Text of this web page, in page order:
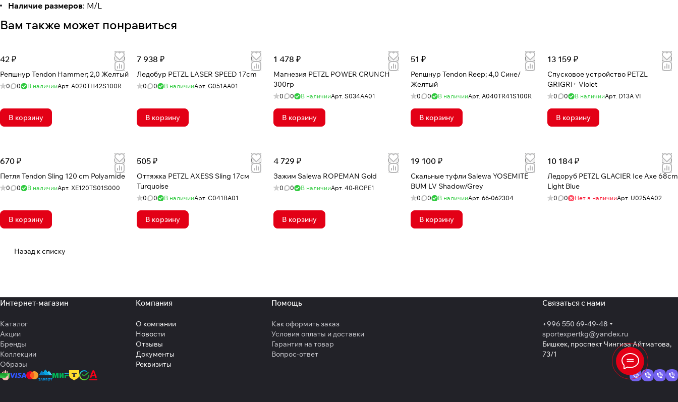
Наличие размеров: M/L
Вам также может понравиться
42 ₽
Репшнур Tendon Hammer; 2,0 Желтый
0 0 В наличииАрт. A020TH42S100R
В корзину
7 938 ₽
Ледобур PETZL LASER SPEED 17cm
0 0 В наличииАрт.G051AA01
В корзину
1 478 ₽
Магнезия PETZL POWER CRUNCH
300гр
0 0 В наличииАрт.S034AA01
В корзину
51 ₽
Репшнур Tendon Reep; 4,0 Сине/
Желтый
0 0 В наличииАрт. A040TR41S100R
В корзину
13 159 ₽
Спусковое устройство PETZL
GRIGRI+ Violet
0 0 В наличииАрт. D13A VI
В корзину
670 ₽
Петля Tendon Sling 120 cm Polyamide
0 0 В наличииАрт. XE120TS01S000
В корзину
505 ₽
Оттяжка PETZL AXESS Sling 17см
Turquoise
0 0 В наличииАрт.C041BA01
В корзину
4 729 ₽
Зажим Salewa ROPEMAN Gold
0 0 В наличииАрт.40-ROPE1
В корзину
19 100 ₽
Скальные туфли Salewa YOSEMITE
BUM LV Shadow/Grey
0 0 В наличииАрт. 66-062304
В корзину
10 184 ₽
Ледоруб PETZL GLACIER Ice Axe 68cm
Light Blue
0 0 Нет в наличииАрт. U025AA02
Назад к списку
Интернет-магазин
Каталог
Акции
Бренды
Коллекции
Образы
Компания
О компании
Новости
Отзывы
Документы
Реквизиты
Помощь
Как оформить заказ
Условия оплаты и доставки
Гарантия на товар
Вопрос-ответ
Связаться с нами
+996 550 69-49-48
sportexpertkg@yandex.ru
Бишкек, проспект Чингиза Айтматова,
73/1